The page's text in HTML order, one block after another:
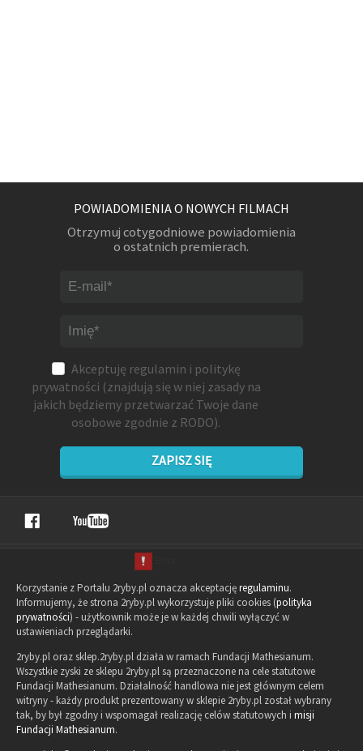
POWIADOMIENIA O NOWYCH FILMACH
Otrzymuj cotygodniowe powiadomienia
o ostatnich premierach.
Akceptuję regulamin i politykę
prywatności (znajdują się w niej zasady na
jakich będziemy przetwarzać Twoje dane
osobowe zgodnie z RODO).
ZAPISZ SIĘ
Korzystanie z Portalu 2ryby.pl oznacza akceptacjęregulaminu.
Informujemy, że strona 2ryby.pl wykorzystuje pliki cookies (polityka
prywatności) - użytkownik może je w każdej chwili wyłączyć w
ustawieniach przeglądarki.
2ryby.pl oraz sklep.2ryby.pl działa w ramach Fundacji Mathesianum.
Wszystkie zyski ze sklepu 2ryby.pl są przeznaczone na cele statutowe
Fundacji Mathesianum. Działalność handlowa nie jest głównym celem
witryny - każdy produkt prezentowany w sklepie 2ryby.pl został wybrany
tak, by był zgodny i wspomagał realizację celów statutowych i misji
Fundacji Mathesianum.